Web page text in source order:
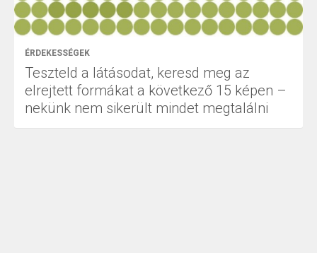
ÉRDEKESSÉGEK
Teszteld a látásodat, keresd meg az
elrejtett formákat a következő 15 képen –
nekünk nem sikerült mindet megtalálni